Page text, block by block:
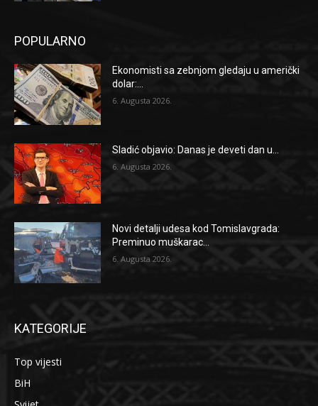
POPULARNO
Ekonomisti sa zebnjom gledaju u američki
dolar:...
6. Augusta 2026.
Sladić objavio: Danas je deveti dan u...
6. Augusta 2026.
Novi detalji udesa kod Tomislavgrada:
Preminuo muškarac...
6. Augusta 2026.
KATEGORIJE
Top vijesti
BiH